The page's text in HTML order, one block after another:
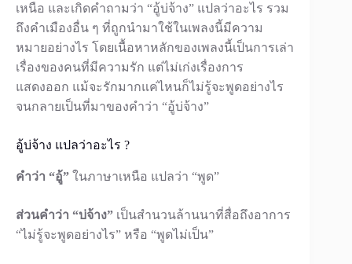
เหนือ และเกิดคำถามว่า “อู้บ่จ้าง” แปลว่าอะไร รวม
ถึงคำเมืองอื่น ๆ ที่ถูกนำมาใช้ในเพลงนี้มีความ
หมายอย่างไร โดยเนื้อหาหลักของเพลงนี้เป็นการเล่า
เรื่องของคนที่มีความรัก แต่ไม่เก่งเรื่องการ
แสดงออก แม้จะรักมากแค่ไหนก็ไม่รู้จะพูดอย่างไร
จนกลายเป็นที่มาของคำว่า “อู้บ่จ้าง”
อู้บ่จ้าง แปลว่าอะไร ?
คำว่า “อู้” ในภาษาเหนือ แปลว่า “พูด”
ส่วนคำว่า “บ่จ้าง” เป็นสำนวนล้านนาที่สื่อถึงอาการ
“ไม่รู้จะพูดอย่างไร” หรือ “พูดไม่เป็น”